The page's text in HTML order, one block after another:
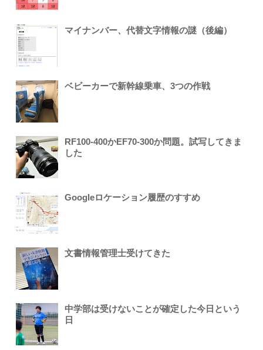
マイナンバー、代替文字情報の謎（後編）
ベビーカーで新幹線乗車、3つの作戦
RF100-400かEF70-300か問題。試写してきま
した
Googleロケーション履歴のすすめ
文書情報管理士受けてきた
中学部は受けないことが確定した今日という
日